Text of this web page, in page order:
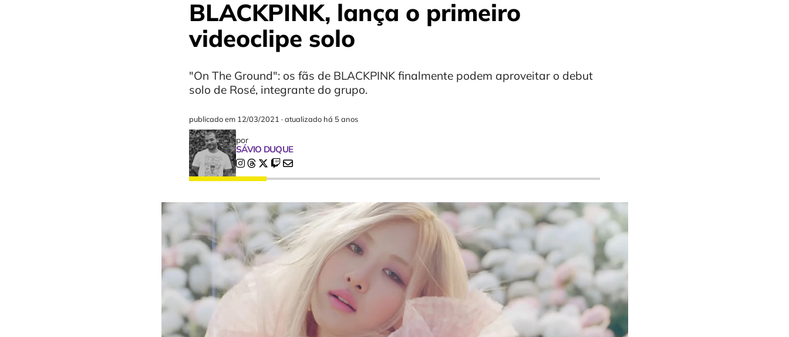
BLACKPINK, lança o primeiro
videoclipe solo
"On The Ground": os fãs de BLACKPINK finalmente podem aproveitar o debut
solo de Rosé, integrante do grupo.
publicado em 12/03/2021 ·atualizado há 5 anos
por
SÁVIO DUQUE